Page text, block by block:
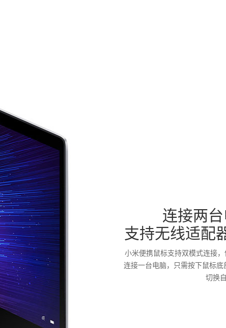
连接两
支持无线适配
小米便携鼠标支持双模式连接
连接一台电脑，只需按下鼠标
切换